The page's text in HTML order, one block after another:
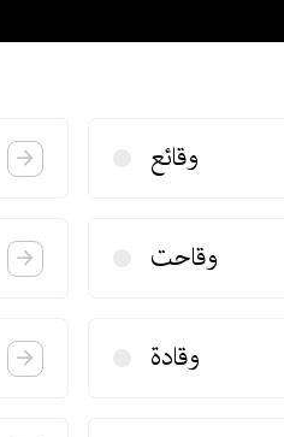
وقائع
وقاحت
وقادة